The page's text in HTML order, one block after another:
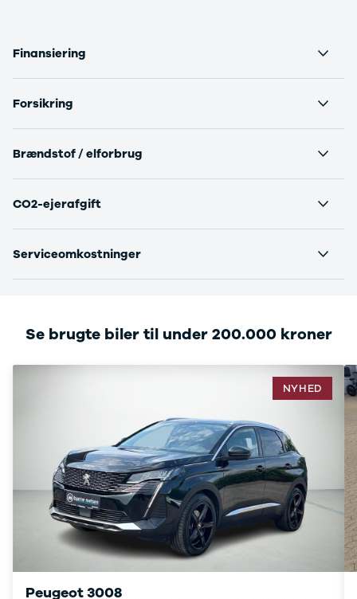
Fiat
500
500C
Tipo
Talento
Ford
Se alle Ford
C-Max
Capri
Grand C-
Max
EcoSport
Explorer
Ka
F-150
Fiesta
Focus
Finansiering
Forsikring
Brændstof / elforbrug
CO2-ejerafgift
Serviceomkostninger
Se brugte biler til under 200.000 kroner
NYHED
Peugeot 3008